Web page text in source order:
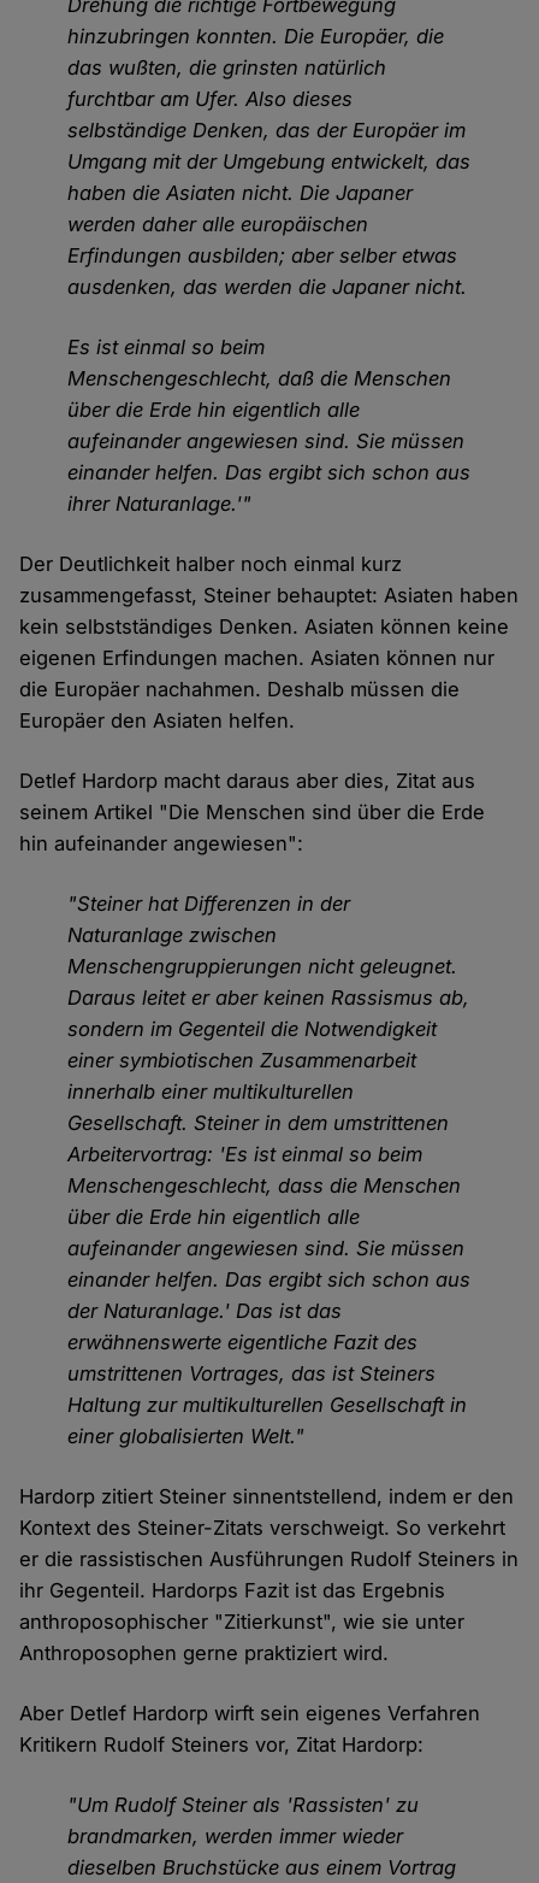
Drehung die richtige Fortbewegung
hinzubringen konnten. Die Europäer, die
das wußten, die grinsten natürlich
furchtbar am Ufer. Also dieses
selbständige Denken, das der Europäer im
Umgang mit der Umgebung entwickelt, das
haben die Asiaten nicht. Die Japaner
werden daher alle europäischen
Erfindungen ausbilden; aber selber etwas
ausdenken, das werden die Japaner nicht.
Es ist einmal so beim
Menschengeschlecht, daß die Menschen
über die Erde hin eigentlich alle
aufeinander angewiesen sind. Sie müssen
einander helfen. Das ergibt sich schon aus
ihrer Naturanlage.'"
Der Deutlichkeit halber noch einmal kurz
zusammengefasst, Steiner behauptet: Asiaten haben
kein selbstständiges Denken. Asiaten können keine
eigenen Erfindungen machen. Asiaten können nur
die Europäer nachahmen. Deshalb müssen die
Europäer den Asiaten helfen.
Detlef Hardorp macht daraus aber dies, Zitat aus
seinem Artikel "Die Menschen sind über die Erde
hin aufeinander angewiesen":
"Steiner hat Differenzen in der
Naturanlage zwischen
Menschengruppierungen nicht geleugnet.
Daraus leitet er aber keinen Rassismus ab,
sondern im Gegenteil die Notwendigkeit
einer symbiotischen Zusammenarbeit
innerhalb einer multikulturellen
Gesellschaft. Steiner in dem umstrittenen
Arbeitervortrag: 'Es ist einmal so beim
Menschengeschlecht, dass die Menschen
über die Erde hin eigentlich alle
aufeinander angewiesen sind. Sie müssen
einander helfen. Das ergibt sich schon aus
der Naturanlage.' Das ist das
erwähnenswerte eigentliche Fazit des
umstrittenen Vortrages, das ist Steiners
Haltung zur multikulturellen Gesellschaft in
einer globalisierten Welt."
Hardorp zitiert Steiner sinnentstellend, indem er den
Kontext des Steiner-Zitats verschweigt. So verkehrt
er die rassistischen Ausführungen Rudolf Steiners in
ihr Gegenteil. Hardorps Fazit ist das Ergebnis
anthroposophischer "Zitierkunst", wie sie unter
Anthroposophen gerne praktiziert wird.
Aber Detlef Hardorp wirft sein eigenes Verfahren
Kritikern Rudolf Steiners vor, Zitat Hardorp:
"Um Rudolf Steiner als 'Rassisten' zu
brandmarken, werden immer wieder
dieselben Bruchstücke aus einem Vortrag